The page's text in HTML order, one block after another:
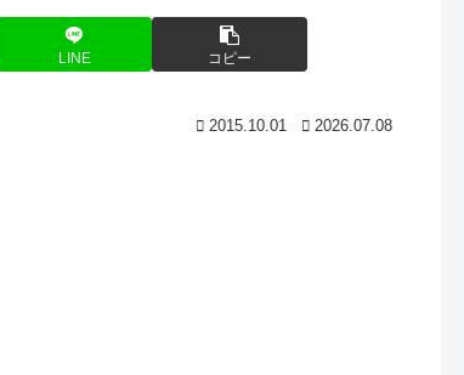
LINE コピー
2015.10.01 2026.07.08